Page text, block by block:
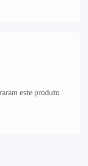
este produto